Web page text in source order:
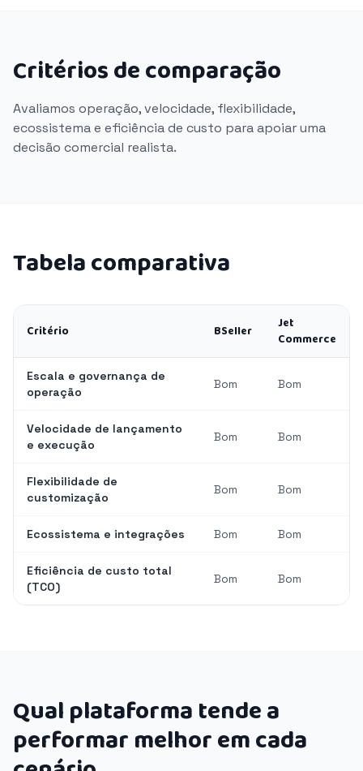
Critérios de comparação
Avaliamos operação, velocidade, flexibilidade,
ecossistema e eficiência de custo para apoiar uma
decisão comercial realista.
Tabela comparativa
Critério BSeller
Jet
Commerce
Escala e governança de
operação
Bom Bom
Velocidade de lançamento
e execução
Bom Bom
Flexibilidade de
customização
Bom Bom
Ecossistema e integrações Bom Bom
Eficiência de custo total
(TCO)
Bom Bom
Qual plataforma tende a
performar melhor em cada